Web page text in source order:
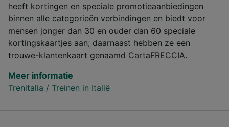
heeft kortingen en speciale promotieaanbiedingen
binnen alle categorieën verbindingen en biedt voor
mensen jonger dan 30 en ouder dan 60 speciale
kortingskaartjes aan; daarnaast hebben ze een
trouwe-klantenkaart genaamd CartaFRECCIA.
Meer informatie
Trenitalia / Treinen in Italië